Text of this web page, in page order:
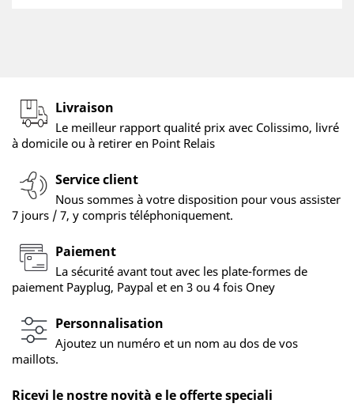
Livraison
Le meilleur rapport qualité prix avec Colissimo, livré
à domicile ou à retirer en Point Relais
Service client
Nous sommes à votre disposition pour vous assister
7 jours / 7, y compris téléphoniquement.
Paiement
La sécurité avant tout avec les plate-formes de
paiement Payplug, Paypal et en 3 ou 4 fois Oney
Personnalisation
Ajoutez un numéro et un nom au dos de vos
maillots.
Ricevi le nostre novità e le offerte speciali